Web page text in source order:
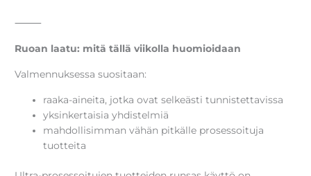
⸻
Ruoan laatu: mitä tällä viikolla huomioidaan
Valmennuksessa suositaan:
raaka-aineita, jotka ovat selkeästi tunnistettavissa
yksinkertaisia yhdistelmiä
mahdollisimman vähän pitkälle prosessoituja
tuotteita